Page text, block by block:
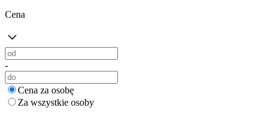
Cena
-
Cena za osobę
Za wszystkie osoby